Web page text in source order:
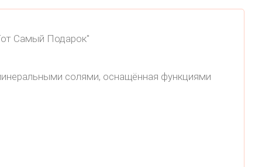
Самый Подарок"
солями, оснащённая функциями